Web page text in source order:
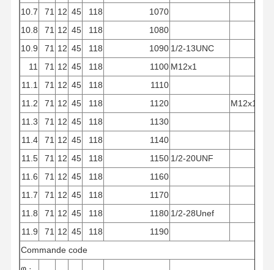
10.7
71 12 45 118
1070
10.8
71 12 45 118
1080
10.9
71 12 45 118 1090 1/2-13UNC
11
71 12 45 118 1100 M12x1
11.1
71 12 45 118
1110
11.2
71 12 45 118 1120
M12x1.75
11.3
71 12 45 118
1130
11.4
71 12 45 118
1140
11.5
71 12 45 118 1150 1/2-20UNF
11.6
71 12 45 118
1160
11.7
71 12 45 118
1170
11.8
71 12 45 118 1180 1/2-28Unef
11.9
71 12 45 118
1190
Commande code